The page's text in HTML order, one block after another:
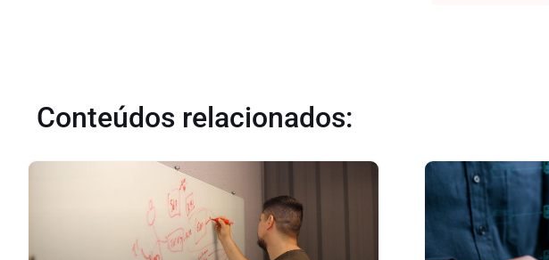
Conteúdos relacionados: